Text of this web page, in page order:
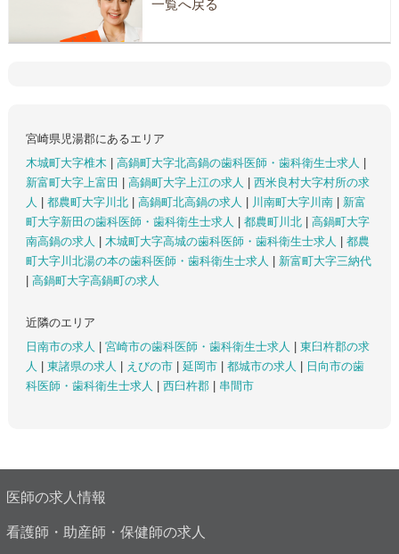
一覧へ戻る
宮崎県児湯郡にあるエリア
木城町大字椎木
高鍋町大字北高鍋の歯科医師・歯科衛生士求人
新富町大字上富田
高鍋町大字上江の求人
西米良村大字村所の求
人
都農町大字川北 高鍋町北高鍋の求人 川南町大字川南
新富
町大字新田の歯科医師・歯科衛生士求人
都農町川北
高鍋町大字
南高鍋の求人
木城町大字高城の歯科医師・歯科衛生士求人
都農
町大字川北湯の本の歯科医師・歯科衛生士求人
新富町大字三納代
高鍋町大字高鍋町の求人
近隣のエリア
日南市の求人
宮崎市の歯科医師・歯科衛生士求人
東臼杵郡の求
人
東諸県の求人 えびの市 延岡市 都城市の求人
日向市の歯
科医師・歯科衛生士求人
西臼杵郡 串間市
医師の求人情報
看護師・助産師・保健師の求人